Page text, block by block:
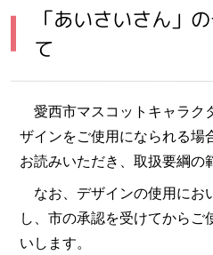
「あいさいさん」
て
愛西市マスコットキャラク
ザインをご使用になられる場
お読みいただき、取扱要綱の
なお、デザインの使用にお
し、市の承認を受けてからご
いします。